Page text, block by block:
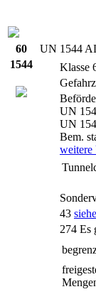
60
1544
UN 1544
Klasse
UN
UN
Bem.
weitere
43
274 Es